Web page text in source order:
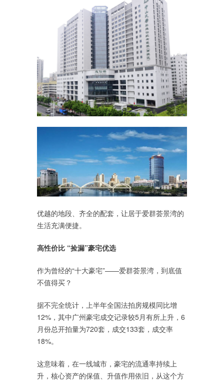
优越的地段、齐全的配套，让居于爱群荟景湾的
生活充满便捷。
高性价比 “捡漏”豪宅优选
作为曾经的“十大豪宅”——爱群荟景湾，到底值
不值得买？
据不完全统计，上半年全国法拍房规模同比增
12%，其中广州豪宅成交记录较5月有所上升，6
月份总开拍量为720套，成交133套，成交率
18%。
这意味着，在一线城市，豪宅的流通率持续上
升，核心资产的保值、升值作用依旧，从这个方